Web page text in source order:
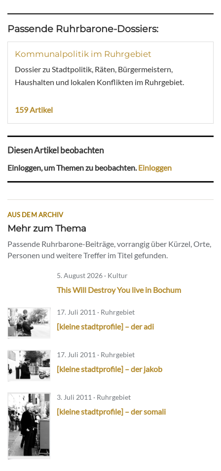
Passende Ruhrbarone-Dossiers:
Kommunalpolitik im Ruhrgebiet
Dossier zu Stadtpolitik, Räten, Bürgermeistern,
Haushalten und lokalen Konflikten im Ruhrgebiet.
159 Artikel
Diesen Artikel beobachten
Einloggen, um Themen zu beobachten.Einloggen
AUS DEM ARCHIV
Mehr zum Thema
Passende Ruhrbarone-Beiträge, vorrangig über Kürzel, Orte,
Personen und weitere Treffer im Titel gefunden.
5. August 2026 · Kultur
This Will Destroy You live in Bochum
17. Juli 2011 · Ruhrgebiet
[kleine stadtprofile] – der adi
17. Juli 2011 · Ruhrgebiet
[kleine stadtprofile] – der jakob
3. Juli 2011 · Ruhrgebiet
[kleine stadtprofile] – der somali